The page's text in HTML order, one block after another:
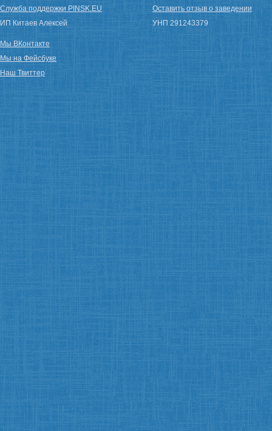
Служба поддержки PINSK.EU
ИП Китаев Алексей
Оставить отзыв о заведении
УНП 291243379
Мы ВКонтакте
Мы на Фейсбуке
Наш Твиттер